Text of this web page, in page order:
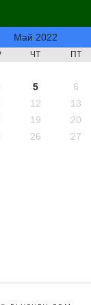
Май 2022
ЧТ ПТ
5 6
12 13
19 20
26 27